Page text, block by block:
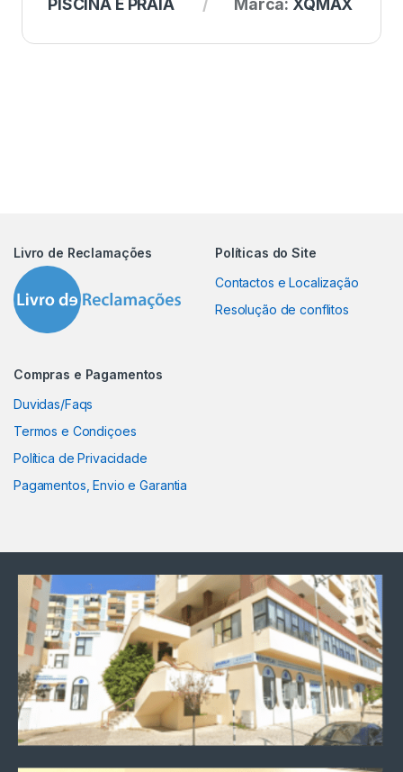
PISCINA E PRAIA
Marca: XQMAX
Livro de Reclamações
Políticas do Site
Contactos e Localização
Resolução de conflitos
Compras e Pagamentos
Duvidas/Faqs
Termos e Condiçoes
Política de Privacidade
Pagamentos, Envio e Garantia